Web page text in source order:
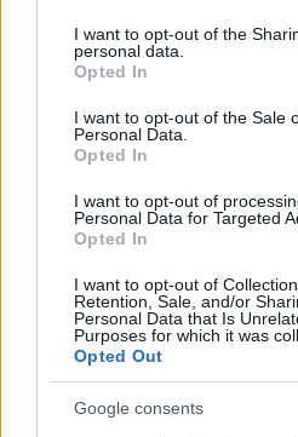
not limited to your visit or usage
grant or deny consent to Google
use your data for below specified
consent section.
I want to opt-out of the
personal data.
Opted In
I want to opt-out of the Sale
Personal Data.
Opted In
I want to opt-out of
Personal Data for Targeted
Opted In
I want to opt-out of
Retention, Sale, and/or
Personal Data that Is
Purposes for which it was
Opted Out
Google consents
Σχόλια
Μοτζτάμπα Χαμενεΐ ενώ
φουντώνουν οι φήμες για
το αν βρίσκεται στη ζωή